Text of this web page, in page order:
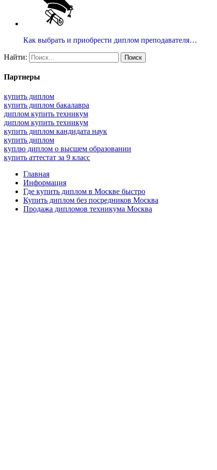
Как выбрать и приобрести диплом преподавателя…
Найти:
Партнеры
купить диплом
купить диплом бакалавра
диплом купить техникум
диплом купить техникум
купить диплом кандидата наук
купить диплом
куплю диплом о высшем образовании
купить аттестат за 9 класс
Главная
Информация
Где купить диплом в Москве быстро
Купить диплом без посредников Москва
Продажа дипломов техникума Москва